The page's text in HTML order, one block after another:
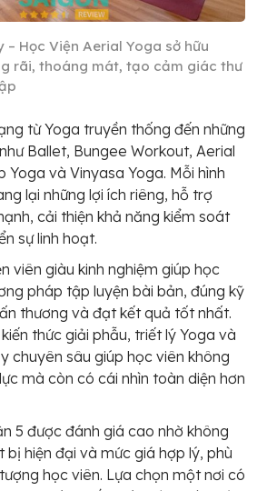
– Học Viện Aerial Yoga sở hữu
rãi, thoáng mát, tạo cảm giác thư
từ Yoga truyền thống đến những
Ballet, Bungee Workout, Aerial
Yoga và Vinyasa Yoga. Mỗi hình
lại những lợi ích riêng, hỗ trợ
cải thiện khả năng kiểm soát
sự linh hoạt.
viên giàu kinh nghiệm giúp học
pháp tập luyện bài bản, đúng kỹ
thương và đạt kết quả tốt nhất.
thức giải phẫu, triết lý Yoga và
chuyên sâu giúp học viên không
mà còn có cái nhìn toàn diện hơn
5 được đánh giá cao nhờ không
bị hiện đại và mức giá hợp lý, phù
học viên. Lựa chọn một nơi có